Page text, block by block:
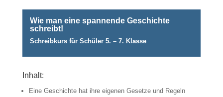
Wie man eine spannende Geschichte
schreibt!
Schreibkurs für Schüler 5. – 7. Klasse
Inhalt:
Eine Geschichte hat ihre eigenen Gesetze und Regeln